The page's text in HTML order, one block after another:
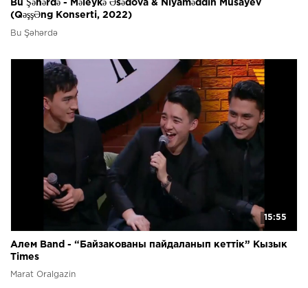
Bu Şəhərdə - Məleykə Əsədova & Niyaməddin Musayev
(QəşşƏng Konserti, 2022)
Bu Şəhərdə
15:55
Алем Band - “Байзакованы пайдаланып кеттік” Кызык
Times
Marat Oralgazin